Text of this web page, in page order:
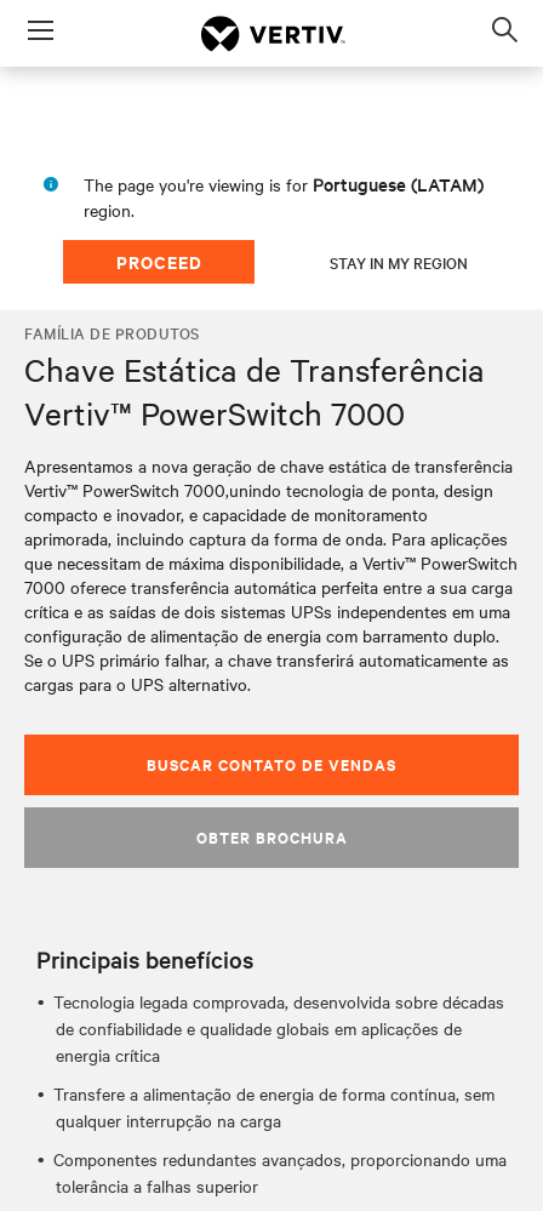
Menu
The page you're viewing is for Portuguese (LATAM)
region.
PROCEED STAY IN MY REGION
FAMÍLIA DE PRODUTOS
Chave Estática de Transferência
Vertiv™ PowerSwitch 7000
Apresentamos a nova geração de chave estática de transferência
Vertiv™ PowerSwitch 7000,unindo tecnologia de ponta, design
compacto e inovador, e capacidade de monitoramento
aprimorada, incluindo captura da forma de onda. Para aplicações
que necessitam de máxima disponibilidade, a Vertiv™ PowerSwitch
7000 oferece transferência automática perfeita entre a sua carga
crítica e as saídas de dois sistemas UPSs independentes em uma
configuração de alimentação de energia com barramento duplo.
Se o UPS primário falhar, a chave transferirá automaticamente as
cargas para o UPS alternativo.
BUSCAR CONTATO DE VENDAS
OBTER BROCHURA
Principais benefícios
​Tecnologia legada comprovada, desenvolvida sobre décadas
de confiabilidade e qualidade globais em aplicações de
energia crítica
Transfere a alimentação de energia de forma contínua, sem
qualquer interrupção na carga
Componentes redundantes avançados, proporcionando uma
tolerância a falhas superior